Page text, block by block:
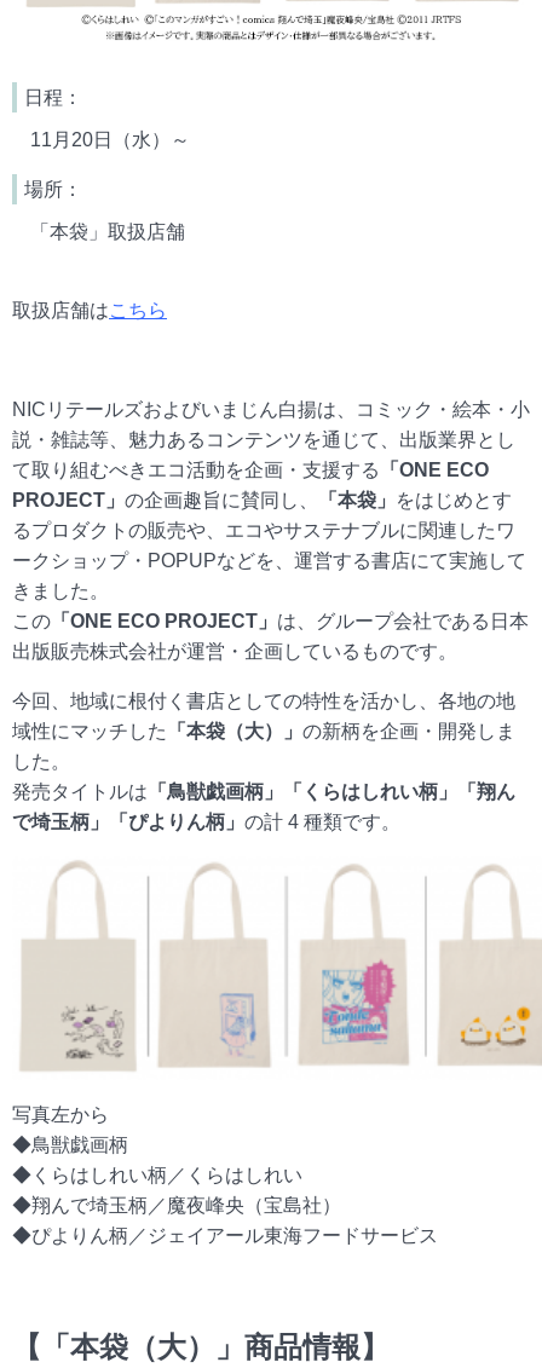
日程：
11月20日（水）～
場所：
「本袋」取扱店舗
取扱店舗はこちら
NICリテールズおよびいまじん白揚は、コミック・絵本・小
説・雑誌等、魅力あるコンテンツを通じて、出版業界とし
て取り組むべきエコ活動を企画・支援する
「ONE ECO
PROJECT」 の企画趣旨に賛同し、 「本袋」
をはじめとす
るプロダクトの販売や、エコやサステナブルに関連したワ
ークショップ・POPUPなどを、運営する書店にて実施して
きました。
この 「ONE ECO PROJECT」 は、グループ会社である日本
出版販売株式会社が運営・企画しているものです。
今回、地域に根付く書店としての特性を活かし、各地の地
域性にマッチした
「本袋（大）」 の新柄を企画・開発しま
した。
発売タイトルは 「鳥獣戯画柄」「くらはしれい柄」「翔ん
で埼玉柄」「ぴよりん柄」 の計 4 種類です。
写真左から
◆鳥獣戯画柄
◆くらはしれい柄／くらはしれい
◆翔んで埼玉柄／魔夜峰央（宝島社）
◆ぴよりん柄／ジェイアール東海フードサービス
【「本袋（大）」商品情報】